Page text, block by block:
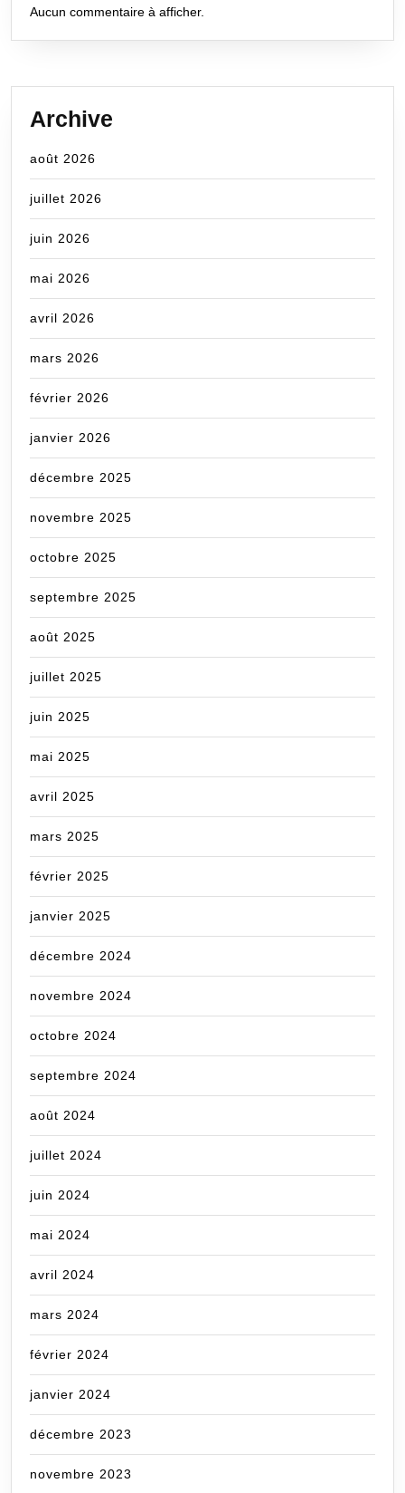
Aucun commentaire à afficher.
Archive
août 2026
juillet 2026
juin 2026
mai 2026
avril 2026
mars 2026
février 2026
janvier 2026
décembre 2025
novembre 2025
octobre 2025
septembre 2025
août 2025
juillet 2025
juin 2025
mai 2025
avril 2025
mars 2025
février 2025
janvier 2025
décembre 2024
novembre 2024
octobre 2024
septembre 2024
août 2024
juillet 2024
juin 2024
mai 2024
avril 2024
mars 2024
février 2024
janvier 2024
décembre 2023
novembre 2023